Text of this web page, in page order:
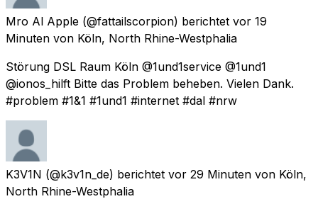
Mro Al Apple (@fattailscorpion) berichtet vor 19
Minuten von Köln, North Rhine-Westphalia
Störung DSL Raum Köln @1und1service @1und1
@ionos_hilft Bitte das Problem beheben. Vielen Dank.
#problem #1&1 #1und1 #internet #dal #nrw
K3V1N (@k3v1n_de) berichtet vor 29 Minuten von Köln,
North Rhine-Westphalia